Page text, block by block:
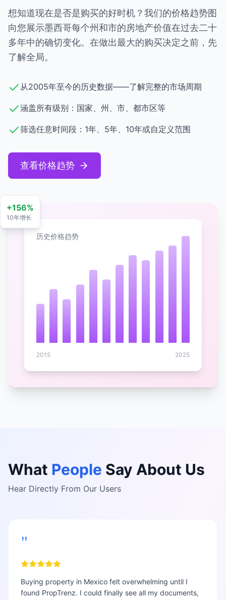
历史价格趋势
2015 2025
+156%
10年增长
想知道现在是否是购买的好时机？我们的价格趋势图
向您展示墨西哥每个州和市的房地产价值在过去二十
多年中的确切变化。在做出最大的购买决定之前，先
了解全局。
从2005年至今的历史数据——了解完整的市场周期
涵盖所有级别：国家、州、市、都市区等
筛选任意时间段：1年、5年、10年或自定义范围
查看价格趋势
What People Say About Us
Hear Directly From Our Users
"
Buying property in Mexico felt overwhelming until I
found PropTrenz. I could finally see all my documents,